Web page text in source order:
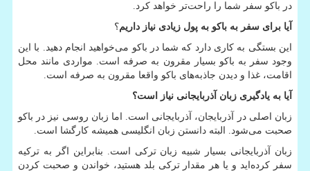
در باکو سفر شما را راحت‌تر خواهد کرد.
آیا برای سفر به باکو به پول زیادی نیاز داریم؟
این بستگی به کاری دارد که شما در باکو می‌خواهید انجام دهید. با این
وجود سفر به باکو بسیار مقرون به صرفه است. مواردی مانند محل
اقامت، غذا و دیدن جاذبه‌های باکو واقعا مقرون به صرفه است.
آیا به یادگیری زبان آذربایجانی نیاز است؟
زبان اصلی در آذربایجان، آذربایجانی است. اما زبان روسی نیز در باکو
صحبت می‌شود. البته دانستن زبان انگلیسی همیشه کارگشا است.
زبان آذربایجانی بسیار شبیه زبان ترکی است. بنابراین اگر به ترکیه
سفر کرده‌اید و یا هر مقدار ترکی بلد هستید، خواندن و صحبت کردن